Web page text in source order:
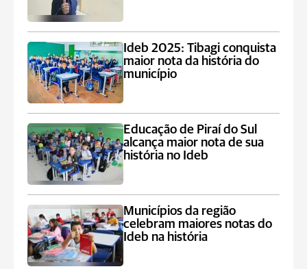
Ideb 2025: Tibagi conquista
maior nota da história do
município
Educação de Piraí do Sul
alcança maior nota de sua
história no Ideb
Municípios da região
celebram maiores notas do
Ideb na história